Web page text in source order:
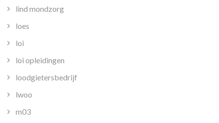
lind mondzorg
loes
loi
loi opleidingen
loodgietersbedrijf
lwoo
m03